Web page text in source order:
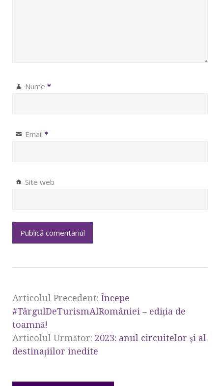
Nume *
Email *
Site web
Articolul Precedent: Începe
#TârgulDeTurismAlRomâniei – ediția de
toamnă!
Articolul Următor: 2023: anul circuitelor și al
destinațiilor inedite